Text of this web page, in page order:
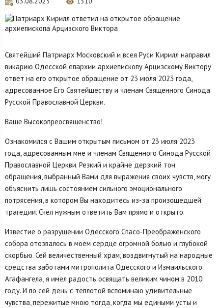
Святейший Патриарх Московский и всея Руси Кирилл направил
викарию Одесской епархии архиепископу Арцизскому Виктору
ответ на его открытое обращение от 23 июля 2023 года,
адресованное Его Святейшеству и членам Священного Синода
Русской Православной Церкви.
Ваше Высокопреосвященство!
Ознакомился с Вашим открытым письмом от 23 июля 2023
года, адресованным мне и членам Священного Синода Русской
Православной Церкви. Резкий и крайне дерзкий тон
обращения, выбранный Вами для выражения своих чувств, могу
объяснить лишь состоянием сильного эмоционального
потрясения, в котором Вы находитесь из-за произошедшей
трагедии. Счел нужным ответить Вам прямо и открыто.
Известие о разрушении Одесского Спасо-Преображенского
собора отозвалось в моем сердце огромной болью и глубокой
скорбью. Сей величественный храм, воздвигнутый на народные
средства заботами митрополита Одесского и Измаильского
Агафангела, я имел радость освящать великим чином в 2010
году. И по сей день с теплотой вспоминаю удивительные
чувства, пережитые мною тогда, когда мы едиными усты и